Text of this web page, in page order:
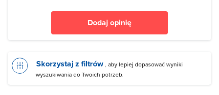
Dodaj opinię
Skorzystaj z filtrów , aby lepiej dopasować wyniki
wyszukiwania do Twoich potrzeb.